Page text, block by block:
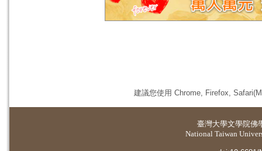
建議您使用 Chrome, Firefox,
臺灣大學文學院佛
National Taiwan